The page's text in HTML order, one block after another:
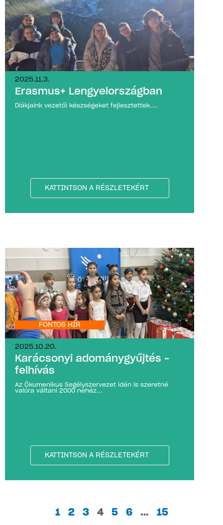
2025.11.3.
Erasmus+ Lengyelországban
Diákjaink vezetői készségeket fejlesztettek....
KATTINTSON A RÉSZLETEKÉRT
2025.10.20.
FONTOS HÍR
Karácsonyi adománygyűjtés –
felhívás
Az Ökumenikus Segélyszervezet idén is szeretné
valóra váltani 2000 nehéz...
KATTINTSON A RÉSZLETEKÉRT
1 2 3 4 5 6 … 15